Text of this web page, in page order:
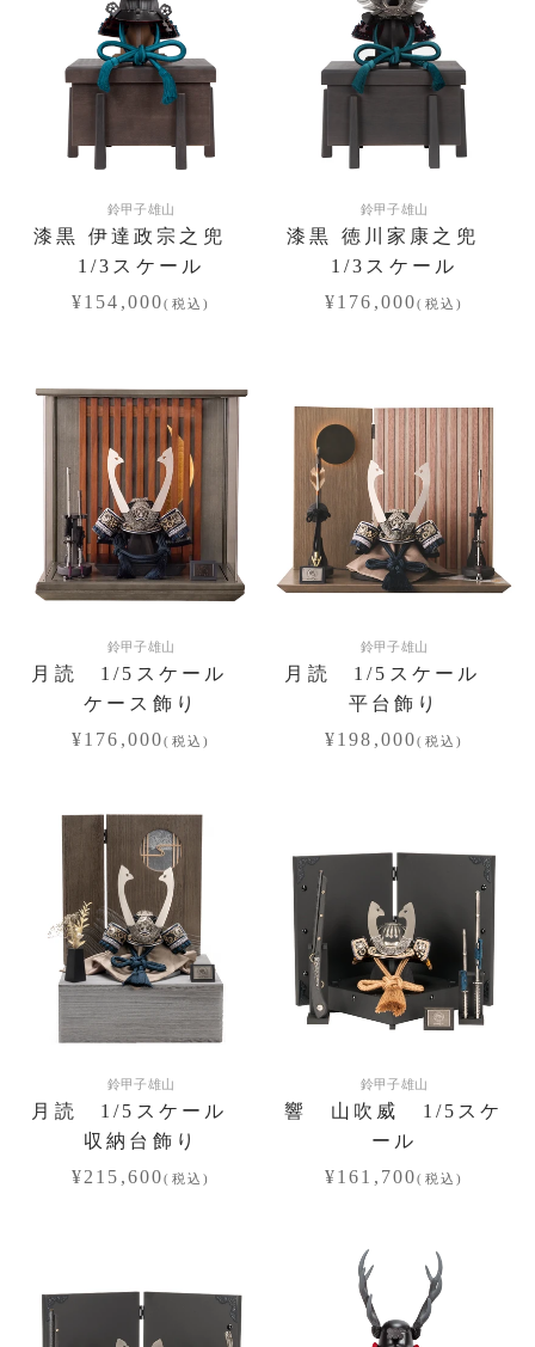
鈴甲子雄山
漆黒 伊達政宗之兜
1/3スケール
¥154,000(税込)
鈴甲子雄山
漆黒 徳川家康之兜
1/3スケール
¥176,000(税込)
鈴甲子雄山
月読 1/5スケール
ケース飾り
¥176,000(税込)
鈴甲子雄山
月読 1/5スケール
平台飾り
¥198,000(税込)
鈴甲子雄山
月読 1/5スケール
収納台飾り
¥215,600(税込)
鈴甲子雄山
響 山吹威 1/5スケ
ール
¥161,700(税込)